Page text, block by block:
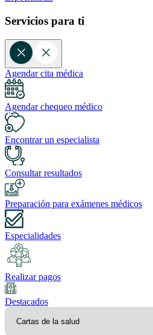
Servicios para ti
Agendar cita médica
Agendar chequeo médico
Encontrar un especialista
Consultar resultados
Preparación para exámenes médicos
Especialidades
Realizar pagos
Destacados